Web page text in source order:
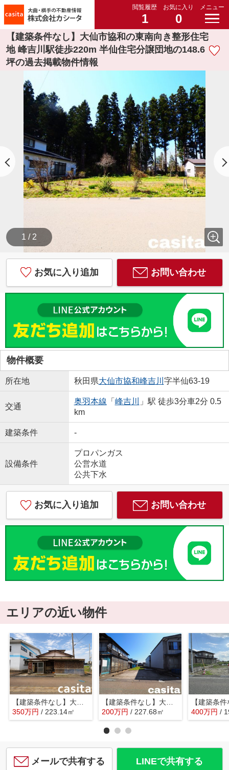
閲覧履歴
1
お気に入り
0
メニュー
【建築条件なし】大仙市協和の東南向き整形住宅
地 峰吉川駅徒歩220m 半仙住宅分譲団地の148.6
坪の過去掲載物件情報
1 / 2
お気に入り追加 お問い合わせ
物件概要
所在地 秋田県大仙市協和峰吉川 字半仙63-19
交通
奥羽本線 「 峰吉川
」駅 徒歩3分車2分 0.5
km
建築条件 -
設備条件
プロパンガス
公営水道
公共下水
お気に入り追加 お問い合わせ
エリアの近い物件
【建築条件なし】大仙市大曲戸巻町 区画の整った住宅街 北側道路は消雪道路の67.49坪 住宅用地
350万円 / 223.14㎡
【建築条件なし】大仙市花館中町 花館小学校まで徒歩2分
200万円 / 227.68㎡ 400万円 /
メールで共有する LINEで共有する